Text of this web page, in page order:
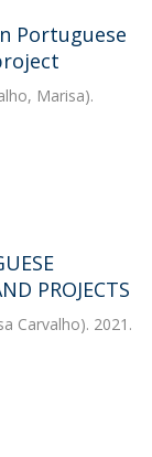
Portuguese
Marisa).
PROJECTS
Carvalho). 2021.